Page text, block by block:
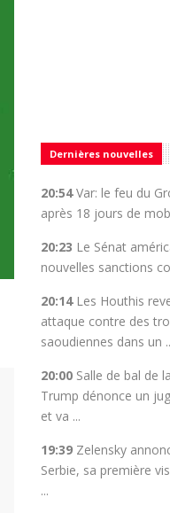
Dernières nouvelles
20:54 Var: le feu du
après 18 jours de
20:23 Le Sénat
nouvelles sanctions
20:14 Les Houthis
attaque contre des
saoudiennes dans un
20:00 Salle de bal de
Trump dénonce un
et va ...
19:39 Zelensky
Serbie, sa première
...